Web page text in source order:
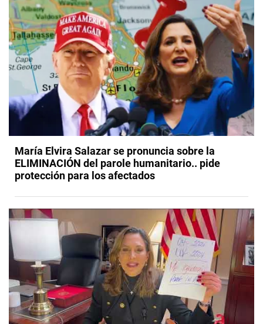
María Elvira Salazar se pronuncia sobre la
ELIMINACIÓN del parole humanitario.. pide
protección para los afectados